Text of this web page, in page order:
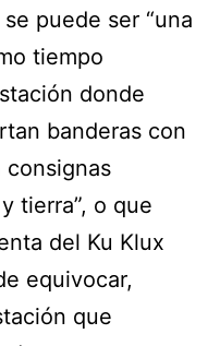
puede ser “una
tiempo
donde
banderas con
consignas
tierra”, o que
del Ku Klux
equivocar,
que